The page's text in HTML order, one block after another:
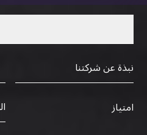
نبذة عن شركتنا
امتياز